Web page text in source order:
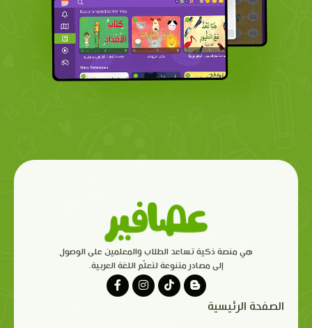
هي منصة ذكية تساعد الطلاب والمعلمين على الوصول
إلى مصادر متنوعة لتعلّم اللغة العربية.
الصفحة الرئيسية